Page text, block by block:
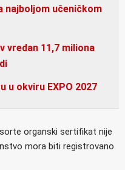
najboljom učeničkom
vredan 11,7 miliona
u okviru EXPO 2027
organski sertifikat nije
mora biti registrovano.